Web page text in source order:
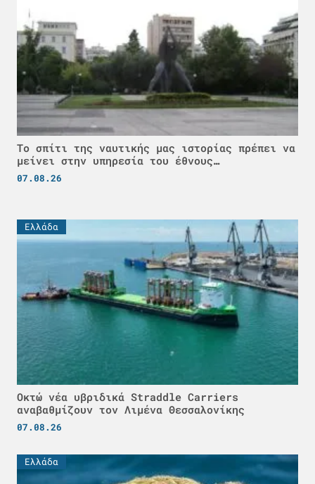
Το σπίτι της ναυτικής μας ιστορίας πρέπει να
μείνει στην υπηρεσία του έθνους…
07.08.26
Ελλάδα
Οκτώ νέα υβριδικά Straddle Carriers
αναβαθμίζουν τον Λιμένα Θεσσαλονίκης
07.08.26
Ελλάδα